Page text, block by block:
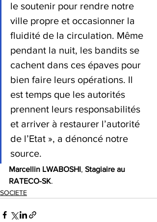
le soutenir pour rendre notre
ville propre et occasionner la
fluidité de la circulation. Même
pendant la nuit, les bandits se
cachent dans ces épaves pour
bien faire leurs opérations. Il
est temps que les autorités
prennent leurs responsabilités
et arriver à restaurer l’autorité
de l’Etat », a dénoncé notre
source.
Marcellin LWABOSHI, Stagiaire au
RATECO-SK.
SOCIETE